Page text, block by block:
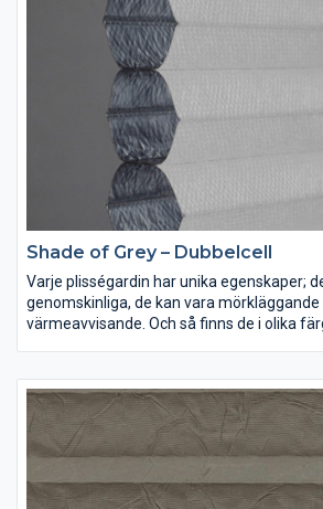
Shade of Grey – Dubbelcell
Varje plisségardin har unika egenskaper;
genomskinliga, de kan vara mörkläggande
värmeavvisande. Och så finns de i olika